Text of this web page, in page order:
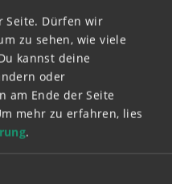
Zeit für viel Spaß
…
Seite. Dürfen wir
zu sehen, wie viele
kannst deine
oder
am Ende der Seite
mehr zu erfahren, lies
.